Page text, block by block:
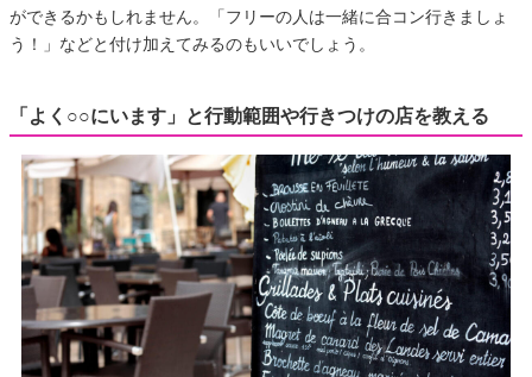
ができるかもしれません。「フリーの人は一緒に合コン行きましょ
う！」などと付け加えてみるのもいいでしょう。
「よく○○にいます」と行動範囲や行きつけの店を教える